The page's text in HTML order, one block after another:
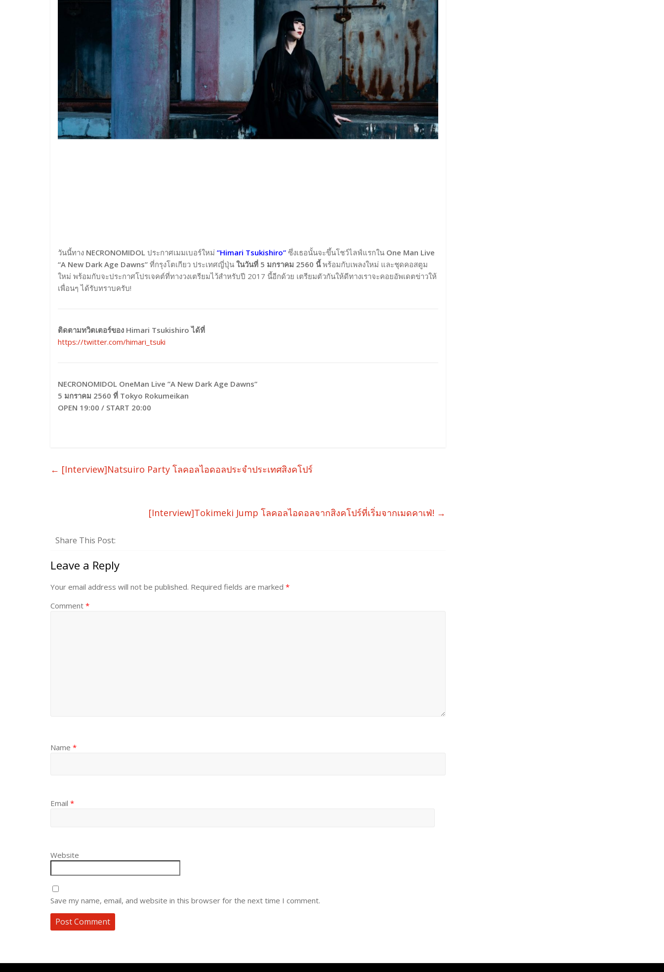
วันนี้ทาง NECRONOMIDOL ประกาศเมมเบอร์ใหม่ ”Himari Tsukishiro” ซึ่งเธอนั้นจะขึ้นโชว์ไลฟ์แรกใน One Man Live
“A New Dark Age Dawns” ที่กรุงโตเกียว ประเทศญี่ปุ่น ในวันที่ 5 มกราคม 2560 นี้พร้อมกับเพลงใหม่ และชุดคอสตูม
ใหม่ พร้อมกับจะประกาศโปรเจคต์ที่ทางวงเตรียมไว้สำหรับปี 2017 นี้อีกด้วย เตรียมตัวกันให้ดีทางเราจะคอยอัพเดตข่าวให้
เพื่อนๆ ได้รับทราบครับ!
ติดตามทวิตเตอร์ของ Himari Tsukishiro ได้ที่
https://twitter.com/himari_tsuki
NECRONOMIDOL OneMan Live ”A New Dark Age Dawns”
5 มกราคม 2560 ที่ Tokyo Rokumeikan
OPEN 19:00 / START 20:00
← [Interview]Natsuiro Party โลคอลไอดอลประจำประเทศสิงคโปร์
[Interview]Tokimeki Jump โลคอลไอดอลจากสิงคโปร์ที่เริ่มจากเมดคาเฟ่! →
Share This Post:
Leave a Reply
Your email address will not be published. Required fields are marked *
Comment *
Name *
Email *
Website
Save my name, email, and website in this browser for the next time I comment.